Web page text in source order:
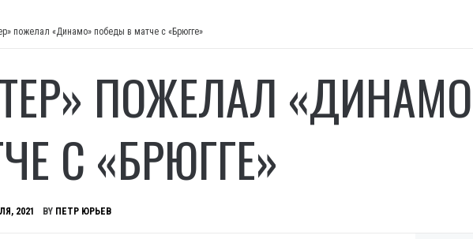
пожелал «Динамо» победы в матче с «Брюгге»
ПОЖЕЛАЛ
С «БРЮГГЕ»
2021 BY ПЕТР ЮРЬЕВ